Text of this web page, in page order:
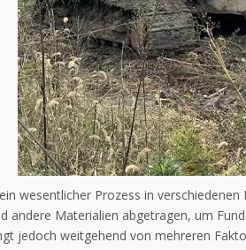
wesentlicher Prozess in
andere Materialien abgetragen, um
jedoch weitgehend von mehreren